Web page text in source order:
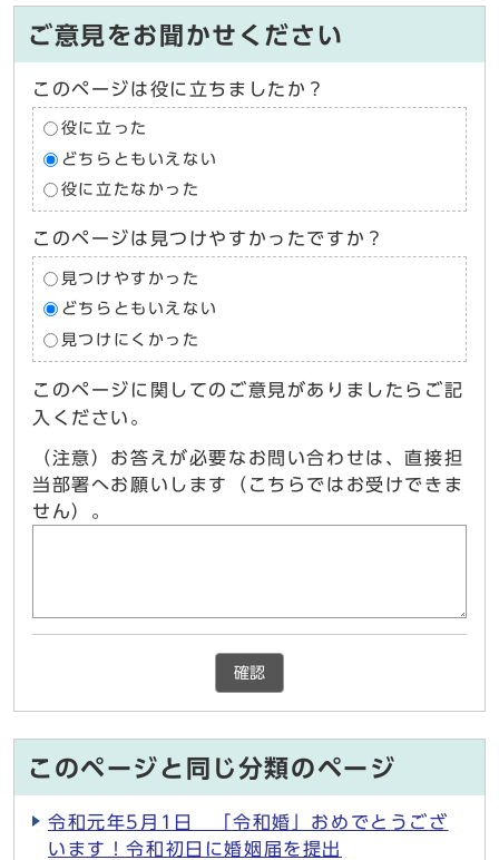
ご意見をお聞かせください
このページは役に立ちましたか？
役に立った
どちらともいえない
役に立たなかった
このページは見つけやすかったですか？
見つけやすかった
どちらともいえない
見つけにくかった
このページに関してのご意見がありましたらご記
入ください。
（注意）お答えが必要なお問い合わせは、直接担
当部署へお願いします（こちらではお受けできま
せん）。
確認
このページと同じ分類のページ
令和元年5月1日 「令和婚」おめでとうござ
います！令和初日に婚姻届を提出